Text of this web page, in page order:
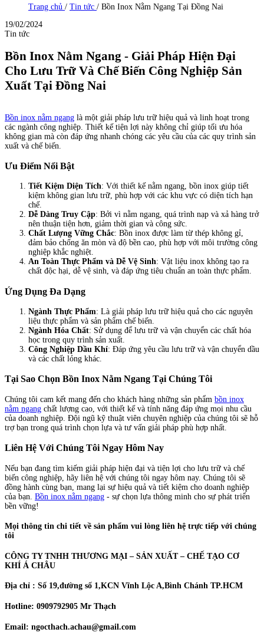
Trang chủ / Tin tức / Bồn Inox Nằm Ngang Tại Đồng Nai
19/02/2024
Tin tức
Bồn Inox Nằm Ngang - Giải Pháp Hiện Đại
Cho Lưu Trữ Và Chế Biến Công Nghiệp Sản
Xuất Tại Đồng Nai
Bồn inox nằm ngang là một giải pháp lưu trữ hiệu quả và linh hoạt trong
các ngành công nghiệp. Thiết kế tiện lợi này không chỉ giúp tối ưu hóa
không gian mà còn đáp ứng nhanh chóng các yêu cầu của các quy trình sản
xuất và chế biến.
Ưu Điểm Nổi Bật
Tiết Kiệm Diện Tích: Với thiết kế nằm ngang, bồn inox giúp tiết
kiệm không gian lưu trữ, phù hợp với các khu vực có diện tích hạn
chế.
Dễ Dàng Truy Cập: Bởi vì nằm ngang, quá trình nạp và xả hàng trở
nên thuận tiện hơn, giảm thời gian và công sức.
Chất Lượng Vững Chắc: Bồn inox được làm từ thép không gỉ,
đảm bảo chống ăn mòn và độ bền cao, phù hợp với môi trường công
nghiệp khắc nghiệt.
An Toàn Thực Phẩm và Dễ Vệ Sinh: Vật liệu inox không tạo ra
chất độc hại, dễ vệ sinh, và đáp ứng tiêu chuẩn an toàn thực phẩm.
Ứng Dụng Đa Dạng
Ngành Thực Phẩm: Là giải pháp lưu trữ hiệu quả cho các nguyên
liệu thực phẩm và sản phẩm chế biến.
Ngành Hóa Chất: Sử dụng để lưu trữ và vận chuyển các chất hóa
học trong quy trình sản xuất.
Công Nghiệp Dầu Khí: Đáp ứng yêu cầu lưu trữ và vận chuyển dầu
và các chất lỏng khác.
Tại Sao Chọn Bồn Inox Nằm Ngang Tại Chúng Tôi
Chúng tôi cam kết mang đến cho khách hàng những sản phẩm bồn inox
nằm ngang chất lượng cao, với thiết kế và tính năng đáp ứng mọi nhu cầu
của doanh nghiệp. Đội ngũ kỹ thuật viên chuyên nghiệp của chúng tôi sẽ hỗ
trợ bạn trong quá trình chọn lựa và tư vấn giải pháp phù hợp nhất.
Liên Hệ Với Chúng Tôi Ngay Hôm Nay
Nếu bạn đang tìm kiếm giải pháp hiện đại và tiện lợi cho lưu trữ và chế
biến công nghiệp, hãy liên hệ với chúng tôi ngay hôm nay. Chúng tôi sẽ
đồng hành cùng bạn, mang lại sự hiệu quả và tiết kiệm cho doanh nghiệp
của bạn. Bồn inox nằm ngang - sự chọn lựa thông minh cho sự phát triển
bền vững!
Mọi thông tin chi tiết về sản phẩm vui lòng liên hệ trực tiếp với chúng
tôi
CÔNG TY TNHH THƯƠNG MẠI – SẢN XUẤT – CHẾ TẠO CƠ
KHÍ Á CHÂU
Địa chỉ : Số 19,đường số 1,KCN Vĩnh Lộc A,Bình Chánh TP.HCM
Hotline: 0909792905 Mr Thạch
Email: ngocthach.achau@gmail.com